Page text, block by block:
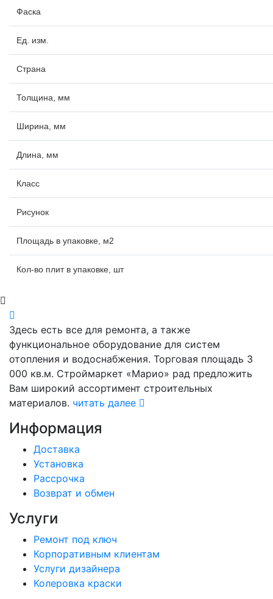
Фаска
Ед. изм.
Страна
Толщина, мм
Ширина, мм
Длина, мм
Класс
Рисунок
Площадь в упаковке, м2
Кол-во плит в упаковке, шт
Здесь есть все для ремонта, а также
функциональное оборудование для систем
отопления и водоснабжения. Торговая площадь 3
000 кв.м. Строймаркет «Марио» рад предложить
Вам широкий ассортимент строительных
материалов. читать далее
Информация
Доставка
Установка
Рассрочка
Возврат и обмен
Услуги
Ремонт под ключ
Корпоративным клиентам
Услуги дизайнера
Колеровка краски